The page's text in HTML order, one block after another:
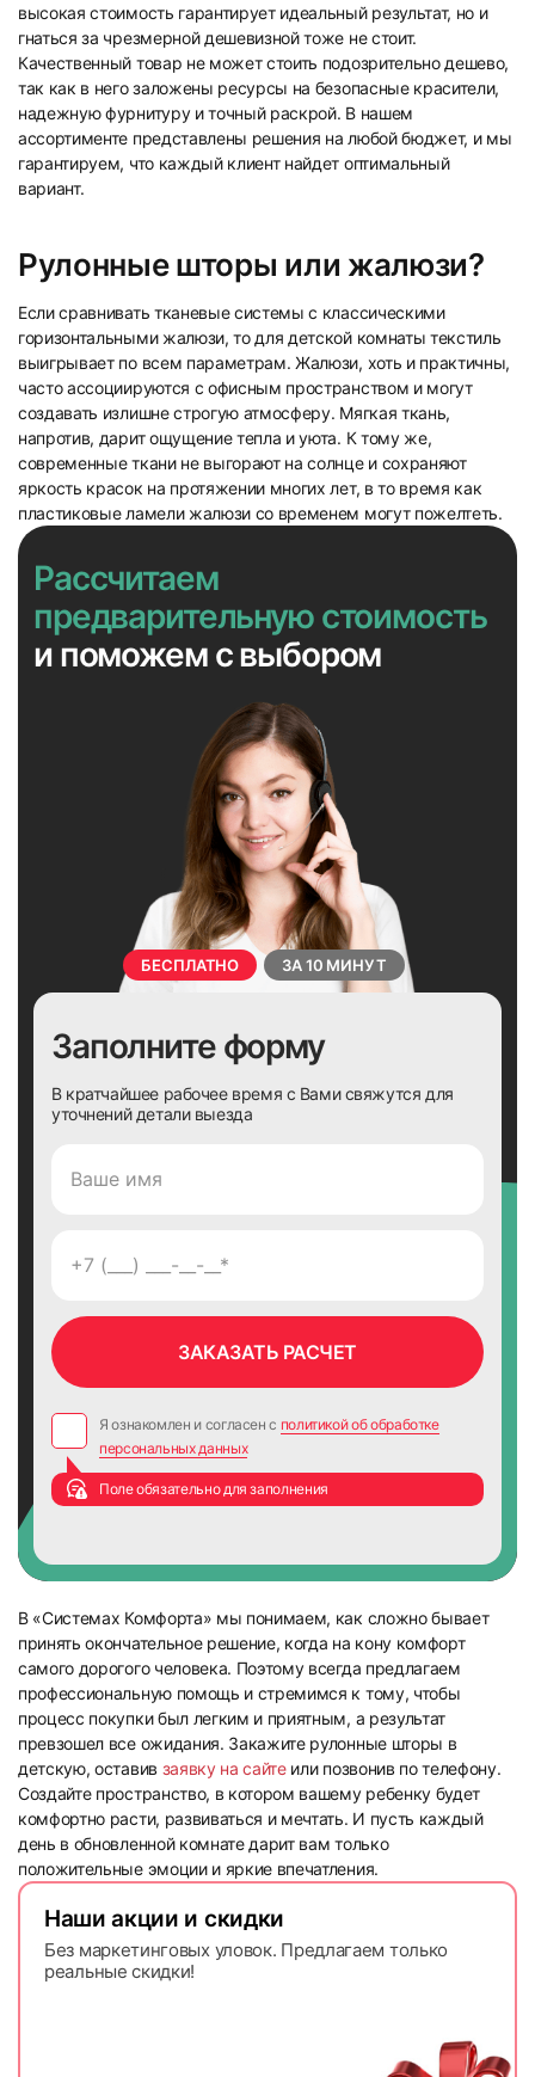
Наши акции и скидки
Без маркетинговых уловок. Предлагаем только
реальные скидки!
высокая стоимость гарантирует идеальный результат, но и
гнаться за чрезмерной дешевизной тоже не стоит.
Качественный товар не может стоить подозрительно дешево,
так как в него заложены ресурсы на безопасные красители,
надежную фурнитуру и точный раскрой. В нашем
ассортименте представлены решения на любой бюджет, и мы
гарантируем, что каждый клиент найдет оптимальный
вариант.
Рулонные шторы или жалюзи?
Если сравнивать тканевые системы с классическими
горизонтальными жалюзи, то для детской комнаты текстиль
выигрывает по всем параметрам. Жалюзи, хоть и практичны,
часто ассоциируются с офисным пространством и могут
создавать излишне строгую атмосферу. Мягкая ткань,
напротив, дарит ощущение тепла и уюта. К тому же,
современные ткани не выгорают на солнце и сохраняют
яркость красок на протяжении многих лет, в то время как
пластиковые ламели жалюзи со временем могут пожелтеть.
БЕСПЛАТНО ЗА 10 МИНУТ
Рассчитаем
предварительную стоимость
и поможем с выбором
Заполните форму
В кратчайшее рабочее время с Вами свяжутся для
уточнений детали выезда
Я ознакомлен и согласен с политикой об обработке
персональных данных
Поле обязательно для заполнения
В «Системах Комфорта» мы понимаем, как сложно бывает
принять окончательное решение, когда на кону комфорт
самого дорогого человека. Поэтому всегда предлагаем
профессиональную помощь и стремимся к тому, чтобы
процесс покупки был легким и приятным, а результат
превзошел все ожидания. Закажите рулонные шторы в
детскую, оставив заявку на сайтеили позвонив по телефону.
Создайте пространство, в котором вашему ребенку будет
комфортно расти, развиваться и мечтать. И пусть каждый
день в обновленной комнате дарит вам только
положительные эмоции и яркие впечатления.